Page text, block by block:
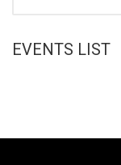
EVENTS LIST